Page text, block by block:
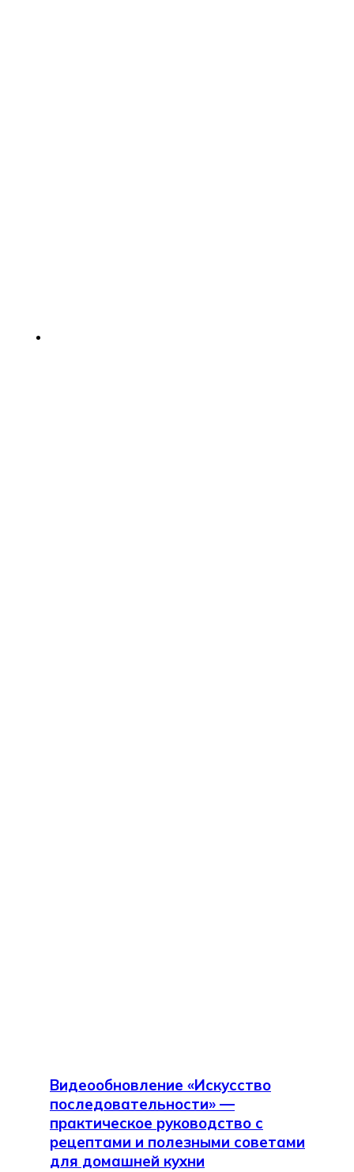
Видеообновление «Искусство
последовательности» —
практическое руководство с
рецептами и полезными советами
для домашней кухни